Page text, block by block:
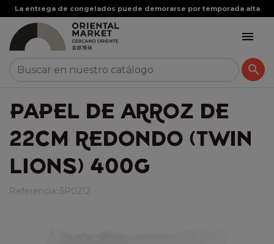
La entrega de congelados puede demorarse por temporada alta


PAPEL DE ARROZ DE
22CM REDONDO (TWIN
LIONS) 400G
Referencia: 5P0212